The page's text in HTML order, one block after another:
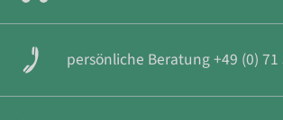
persönliche Beratung +49 (0) 71